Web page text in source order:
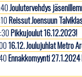
Joulutervehdys
Reissut Joensuun
Pikkujoulut 16.12.2023!
16.12. Joulujuhlat Metro
Ennakkomyynti